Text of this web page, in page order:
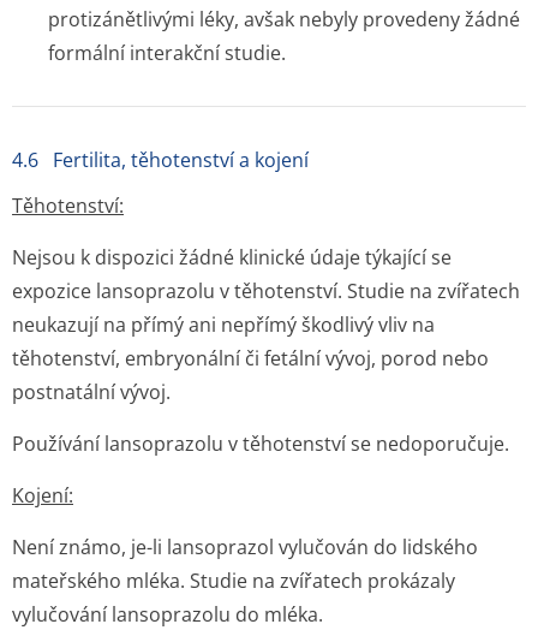
protizánětlivými léky, avšak nebyly provedeny žádné
formální interakční studie.
4.6 Fertilita, těhotenství a kojení
Těhotenství:
Nejsou k dispozici žádné klinické údaje týkající se
expozice lansoprazolu v těhotenství. Studie na zvířatech
neukazují na přímý ani nepřímý škodlivý vliv na
těhotenství, embryonální či fetální vývoj, porod nebo
postnatální vývoj.
Používání lansoprazolu v těhotenství se nedoporučuje.
Kojení:
Není známo, je-li lansoprazol vylučován do lidského
mateřského mléka. Studie na zvířatech prokázaly
vylučování lansoprazolu do mléka.